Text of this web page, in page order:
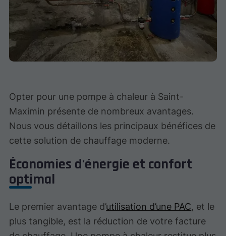
Opter pour une pompe à chaleur à Saint-
Maximin présente de nombreux avantages.
Nous vous détaillons les principaux bénéfices de
cette solution de chauffage moderne.
Économies d'énergie et confort
optimal
Le premier avantage d’utilisation d’une PAC, et le
plus tangible, est la réduction de votre facture